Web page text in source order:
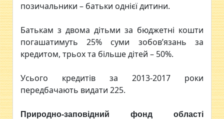
позичальники – батьки однієї дитини.
Батькам з двома дітьми за бюджетні кошти
погашатимуть 25% суми зобов’язань за
кредитом, трьох та більше дітей – 50%.
Усього кредитів за 2013-2017 роки
передбачають видати 225.
Природно-заповідний фонд області